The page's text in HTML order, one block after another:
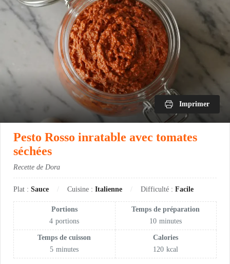
Imprimer
Pesto Rosso inratable avec tomates
séchées
Recette de Dora
Plat : Sauce Cuisine : Italienne Difficulté : Facile
Portions
4 portions
Temps de préparation
10 minutes
Temps de cuisson
5 minutes
Calories
120 kcal